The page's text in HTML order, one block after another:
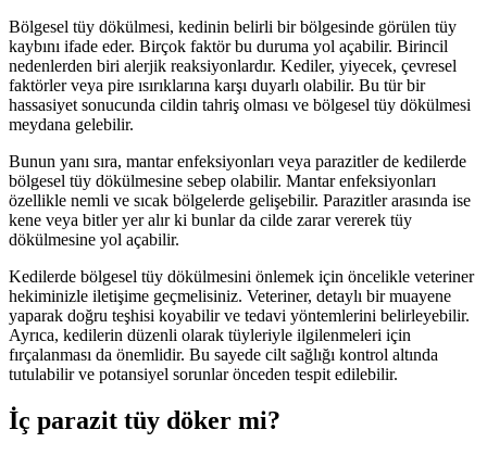
Bölgesel tüy dökülmesi, kedinin belirli bir bölgesinde görülen tüy
kaybını ifade eder. Birçok faktör bu duruma yol açabilir. Birincil
nedenlerden biri alerjik reaksiyonlardır. Kediler, yiyecek, çevresel
faktörler veya pire ısırıklarına karşı duyarlı olabilir. Bu tür bir
hassasiyet sonucunda cildin tahriş olması ve bölgesel tüy dökülmesi
meydana gelebilir.
Bunun yanı sıra, mantar enfeksiyonları veya parazitler de kedilerde
bölgesel tüy dökülmesine sebep olabilir. Mantar enfeksiyonları
özellikle nemli ve sıcak bölgelerde gelişebilir. Parazitler arasında ise
kene veya bitler yer alır ki bunlar da cilde zarar vererek tüy
dökülmesine yol açabilir.
Kedilerde bölgesel tüy dökülmesini önlemek için öncelikle veteriner
hekiminizle iletişime geçmelisiniz. Veteriner, detaylı bir muayene
yaparak doğru teşhisi koyabilir ve tedavi yöntemlerini belirleyebilir.
Ayrıca, kedilerin düzenli olarak tüyleriyle ilgilenmeleri için
fırçalanması da önemlidir. Bu sayede cilt sağlığı kontrol altında
tutulabilir ve potansiyel sorunlar önceden tespit edilebilir.
İç parazit tüy döker mi?